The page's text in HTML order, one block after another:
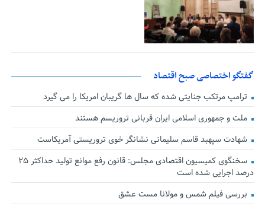
گفتگو اختصاصی صبح اقتصاد
ترامپ مرتکب جنایتی شده که سال ها گریبان امریکا را می گیرد
ملت و جمهوری اسلامی ایران قربانی تروریسم هستند
شهادت سپهبد قاسم سلیمانی نشانگر خوی تروریستی آمریکاست
سخنگوی کمیسیون اقتصادی مجلس: قانون رفع موانع تولید حداکثر ۲۵
درصد اجرایی شده است
بررسی فیلم شمس و مولانا مست عشق